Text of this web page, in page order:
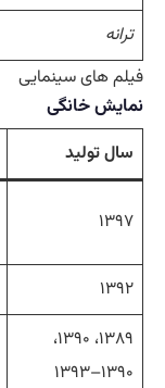
ترانه
فیلم های سینمایی
نمایش خانگی
سال تولید
۱۳۹۷
۱۳۹۲
۱۳۸۹، ۱۳۹۰،
۱۳۹۰–۱۳۹۳